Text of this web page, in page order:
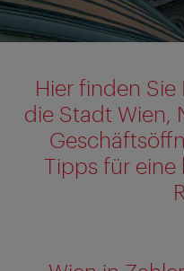
Hier finden
die Stadt Wien,
Tipps für eine